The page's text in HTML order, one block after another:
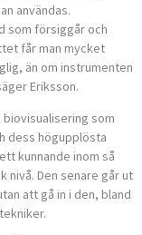
användas.
som försiggår och
får man mycket
än om instrumenten
Eriksson.
som
dess högupplösta
kunnande inom så
nivå. Den senare går ut
att gå in i den, bland